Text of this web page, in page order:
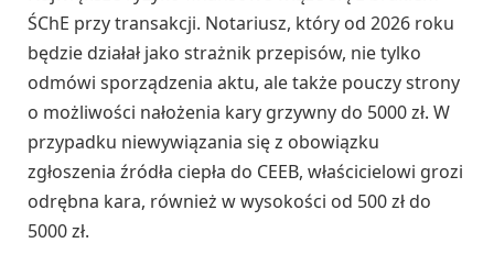
ŚChE przy transakcji. Notariusz, który od 2026 roku
będzie działał jako strażnik przepisów, nie tylko
odmówi sporządzenia aktu, ale także pouczy strony
o możliwości nałożenia kary grzywny do 5000 zł. W
przypadku niewywiązania się z obowiązku
zgłoszenia źródła ciepła do CEEB, właścicielowi grozi
odrębna kara, również w wysokości od 500 zł do
5000 zł.